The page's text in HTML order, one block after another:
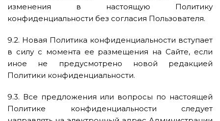
изменения в настоящую Политику
конфиденциальности без согласия Пользователя.
9.2. Новая Политика конфиденциальности вступает
в силу с момента ее размещения на Сайте, если
иное не предусмотрено новой редакцией
Политики конфиденциальности.
9.3. Все предложения или вопросы по настоящей
Политике конфиденциальности следует